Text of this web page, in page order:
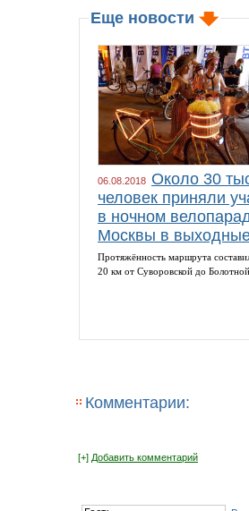
Еще новости
06.08.2018 Около 30
человек приняли
в ночном
Москвы в
Протяжённость маршрута
20 км от Суворовской до
Комментарии:
[+] Добавить комментарий